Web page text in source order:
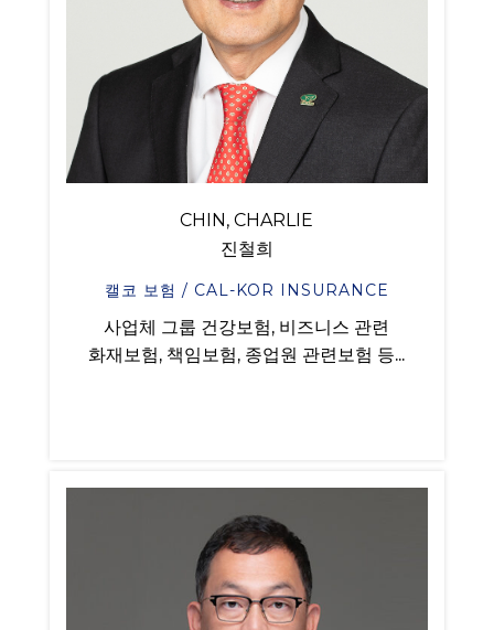
CHIN, CHARLIE
진철희
캘코 보험 / CAL-KOR INSURANCE
사업체 그룹 건강보험, 비즈니스 관련
화재보험, 책임보험, 종업원 관련보험 등...